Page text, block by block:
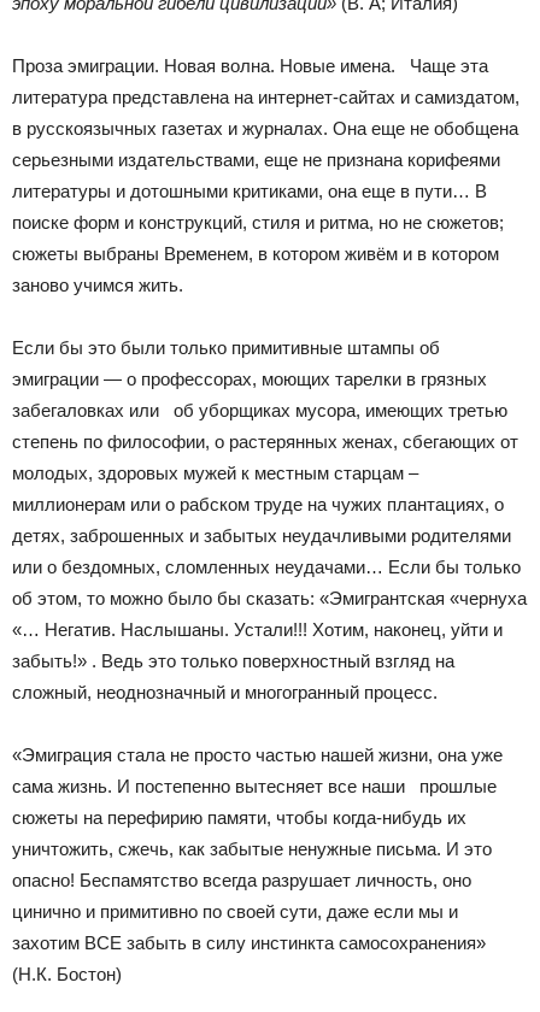
Проза эмиграции. Новая волна. Новые имена. Чаще эта
литература представлена на интернет-сайтах и самиздатом,
в русскоязычных газетах и журналах. Она еще не обобщена
серьезными издательствами, еще не признана корифеями
литературы и дотошными критиками, она еще в пути… В
поиске форм и конструкций, стиля и ритма, но не сюжетов;
сюжеты выбраны Временем, в котором живём и в котором
заново учимся жить.
Если бы это были только примитивные штампы об
эмиграции — о профессорах, моющих тарелки в грязных
забегаловках или об уборщиках мусора, имеющих третью
степень по философии, о растерянных женах, сбегающих от
молодых, здоровых мужей к местным старцам –
миллионерам или о рабском труде на чужих плантациях, о
детях, заброшенных и забытых неудачливыми родителями
или о бездомных, сломленных неудачами… Если бы только
об этом, то можно было бы сказать: «Эмигрантская «чернуха
«… Негатив. Наслышаны. Устали!!! Хотим, наконец, уйти и
забыть!» . Ведь это только поверхностный взгляд на
сложный, неоднозначный и многогранный процесс.
«Эмиграция стала не просто частью нашей жизни, она уже
сама жизнь. И постепенно вытесняет все наши прошлые
сюжеты на перефирию памяти, чтобы когда-нибудь их
уничтожить, сжечь, как забытые ненужные письма. И это
опасно! Беспамятство всегда разрушает личность, оно
цинично и примитивно по своей сути, даже если мы и
захотим ВСЕ забыть в силу инстинкта самосохранения»
(Н.К. Бостон)